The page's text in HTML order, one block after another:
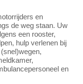
en
de weg staan. Uw
een rooster,
hulp verlenen bij
en